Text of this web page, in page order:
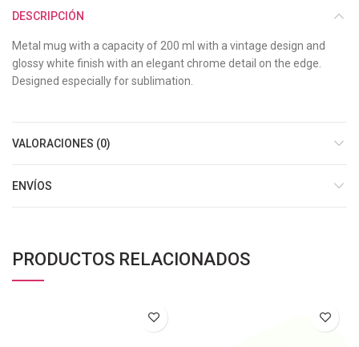
DESCRIPCIÓN
Metal mug with a capacity of 200 ml with a vintage design and
glossy white finish with an elegant chrome detail on the edge.
Designed especially for sublimation.
VALORACIONES (0)
ENVÍOS
PRODUCTOS RELACIONADOS